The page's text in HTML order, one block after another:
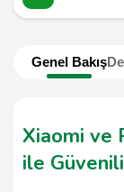
Genel Bakış
Xiaomi ve
ile